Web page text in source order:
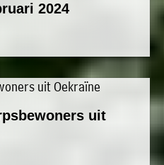
2024
uit